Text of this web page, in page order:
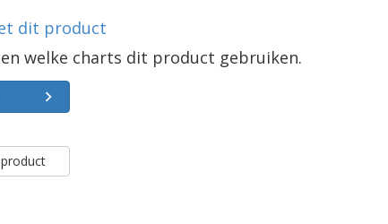
dit product
welke charts dit product gebruiken.